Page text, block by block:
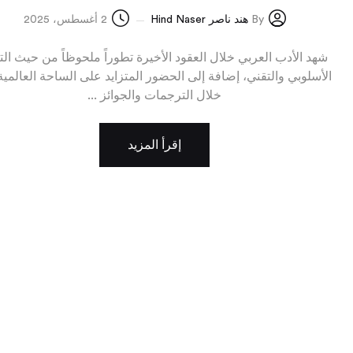
By هند ناصر Hind Naser 2 أغسطس، 2025
شهد الأدب العربي خلال العقود الأخيرة تطوراً ملحوظاً من حيث
الأسلوبي والتقني، إضافة إلى الحضور المتزايد على الساحة
خلال الترجمات والجوائز ...
إقرأ المزيد